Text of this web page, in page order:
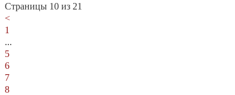
Страницы 10 из 21
<
1
...
5
6
7
8